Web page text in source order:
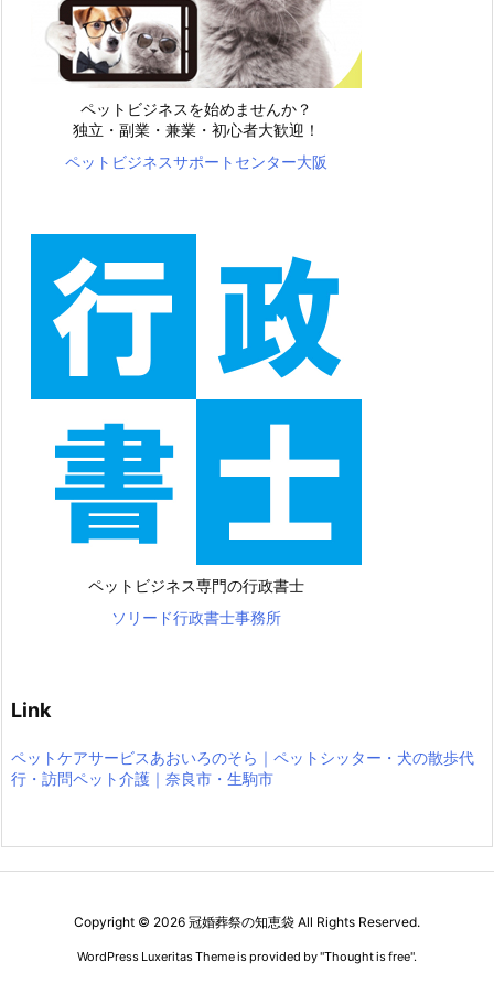
ペットビジネスを始めませんか？
独立・副業・兼業・初心者大歓迎！
ペットビジネスサポートセンター大阪
ペットビジネス専門の行政書士
ソリード行政書士事務所
Link
ペットケアサービスあおいろのそら｜ペットシッター・犬の散歩代
行・訪問ペット介護｜奈良市・生駒市
Copyright © 2026 冠婚葬祭の知恵袋 All Rights Reserved.
WordPress Luxeritas Theme is provided by "Thought is free".